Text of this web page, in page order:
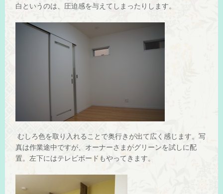
白というのは、圧迫感を与えてしまったりします。
むしろ色を取り入れることで奥行きが出て広く感じます。写
真は作業途中ですが、オーナーさまがグリーンを試しに配
置。左下にはテレビボードもやってきます。